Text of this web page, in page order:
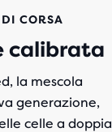
CORSA
calibrata
la mescola
generazione,
celle a doppia